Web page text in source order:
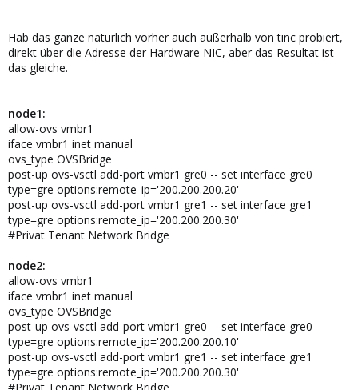
Hab das ganze natürlich vorher auch außerhalb von tinc probiert,
direkt über die Adresse der Hardware NIC, aber das Resultat ist
das gleiche.
node1:
allow-ovs vmbr1
iface vmbr1 inet manual
ovs_type OVSBridge
post-up ovs-vsctl add-port vmbr1 gre0 -- set interface gre0
type=gre options:remote_ip='200.200.200.20'
post-up ovs-vsctl add-port vmbr1 gre1 -- set interface gre1
type=gre options:remote_ip='200.200.200.30'
#Privat Tenant Network Bridge
node2:
allow-ovs vmbr1
iface vmbr1 inet manual
ovs_type OVSBridge
post-up ovs-vsctl add-port vmbr1 gre0 -- set interface gre0
type=gre options:remote_ip='200.200.200.10'
post-up ovs-vsctl add-port vmbr1 gre1 -- set interface gre1
type=gre options:remote_ip='200.200.200.30'